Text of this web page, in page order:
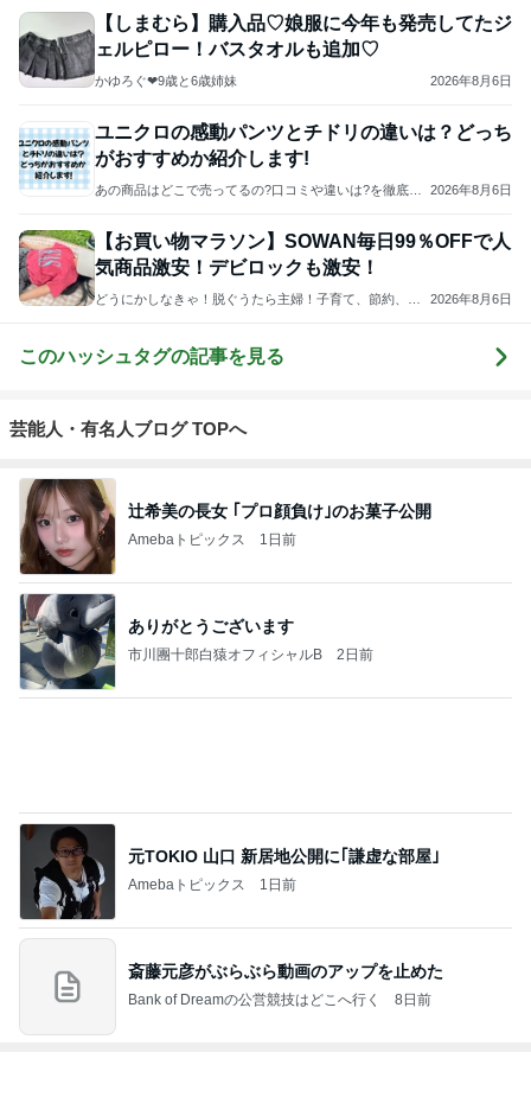
【しまむら】購入品♡娘服に今年も発売してたジ
ェルピロー！バスタオルも追加♡
2026年8月6日
ユニクロの感動パンツとチドリの違いは？どっち
がおすすめか紹介します!
査!
2026年8月6日
【お買い物マラソン】SOWAN毎日99％OFFで人
気商品激安！デビロックも激安！
どうにかしなきゃ！脱ぐうたら主婦！子育て、節約、そ
してマイホーム
2026年8月6日
このハッシュタグの記事を見る
芸能人・有名人ブログ TOPへ
辻希美の長女 ｢プロ顔負け｣のお菓子公開
Amebaトピックス 1日前
ありがとうございます
市川團十郎白猿オフィシャルB 2日前
元TOKIO 山口 新居地公開に｢謙虚な部屋｣
Amebaトピックス 1日前
斎藤元彦がぶらぶら動画のアップを止めた
Bank of Dreamの公営競技はどこへ行く 8日前